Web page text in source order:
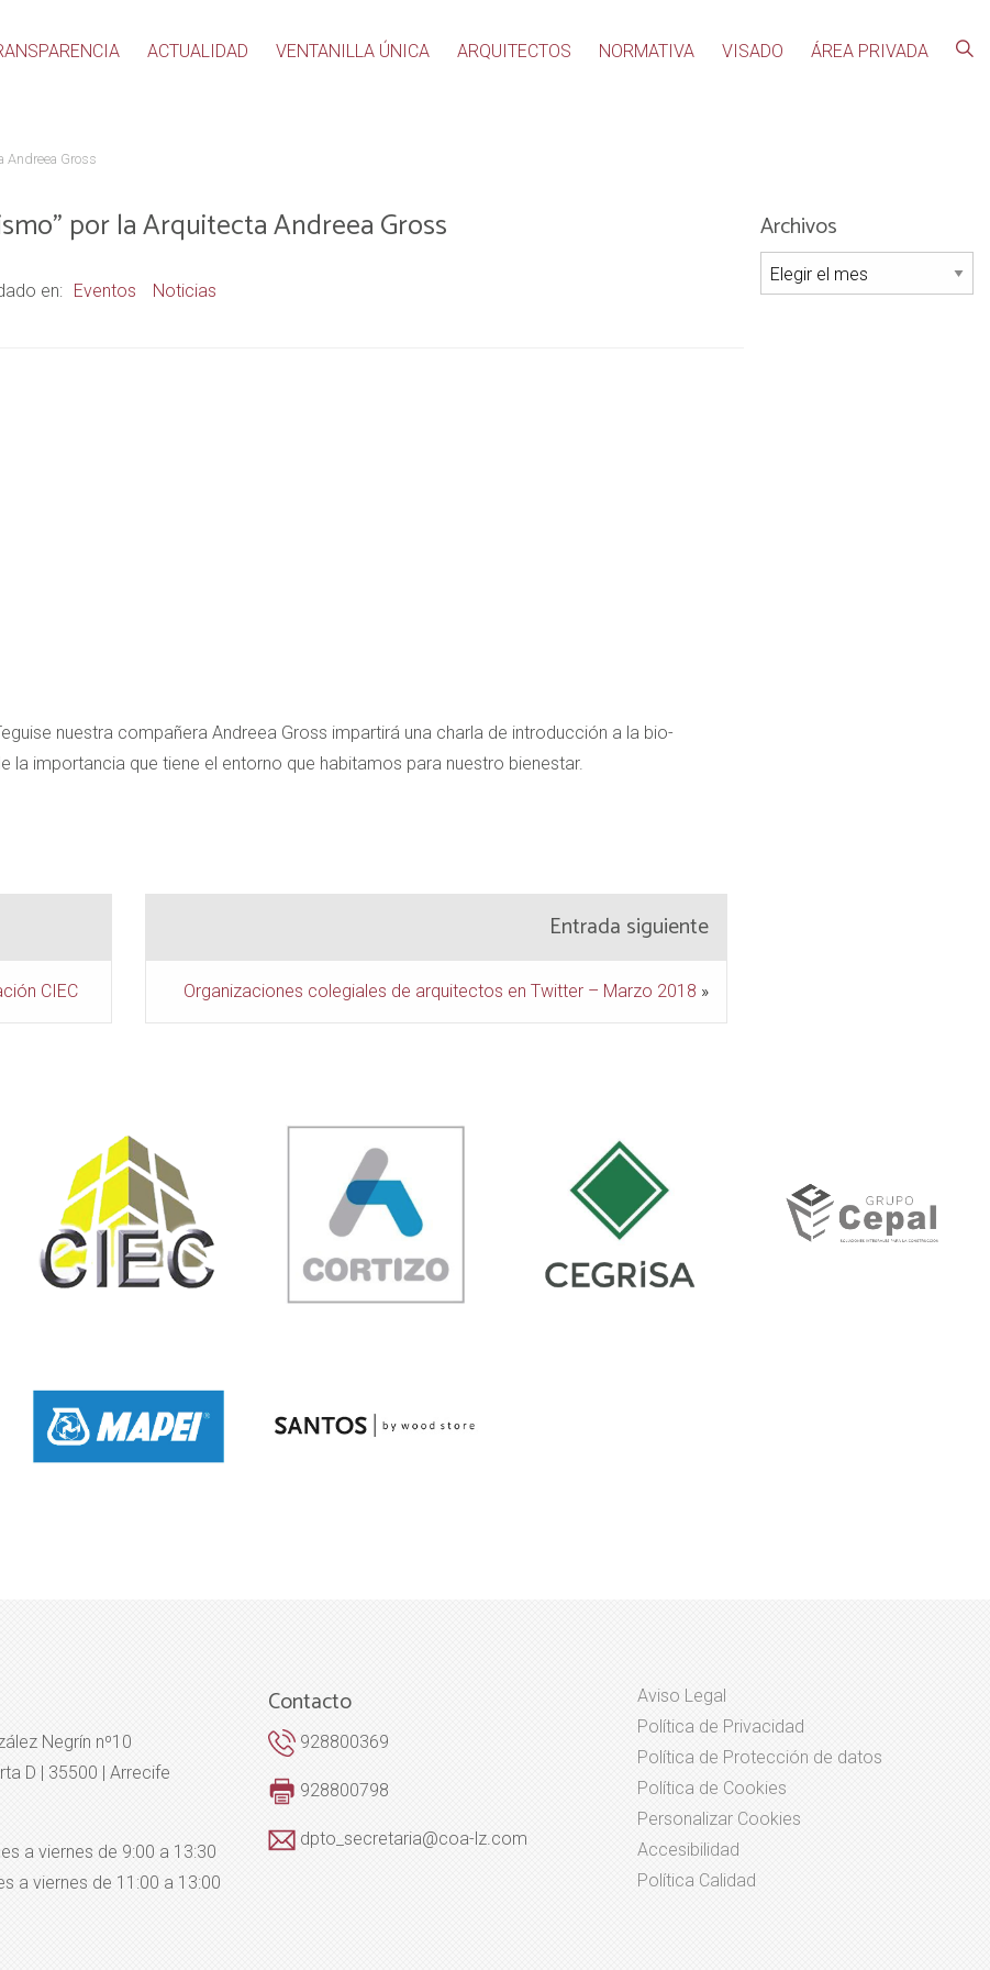
ACTUALIDAD VENTANILLA ÚNICA ARQUITECTOS NORMATIVA VISADO ÁREA PRIVADA
Andreea Gross
por la Arquitecta Andreea Gross
en: Eventos Noticias
nuestra compañera Andreea Gross impartirá una charla de introducción a la bio-
importancia que tiene el entorno que habitamos para nuestro bienestar.
CIEC
Entrada siguiente
Organizaciones colegiales de arquitectos en Twitter – Marzo 2018 »
Archivos
Archivos
Negrín nº10
D | 35500 | Arrecife
a viernes de 9:00 a 13:30
a viernes de 11:00 a 13:00
Contacto
928800369
928800798
dpto_secretaria@coa-lz.com
Aviso Legal
Política de Privacidad
Política de Protección de datos
Política de Cookies
Personalizar Cookies
Accesibilidad
Política Calidad